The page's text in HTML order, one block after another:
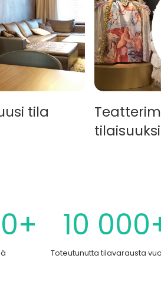
tila
10
Toteutunutta tilavarausta